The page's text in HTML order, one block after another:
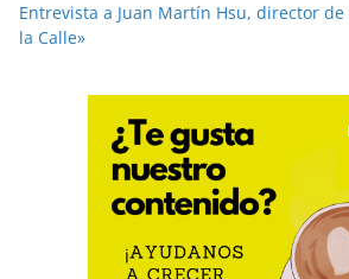
Entrevista a Juan Martín Hsu, director de
la Calle»